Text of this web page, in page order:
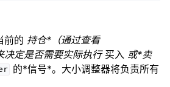
前的 持仓*（通过查看
定是否需要实际执行买入 或*卖
的*信号*。大小调整器将负责所有